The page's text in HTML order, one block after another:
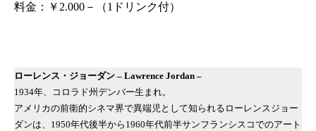
料金：￥2.000－（1ドリンク付）
ローレンス・ジョーダン – Lawrence Jordan –
1934年、コロラド州デンバー生まれ。
アメリカの前衛的シネマ界で異端児として知られるローレンスジョー
ダンは、1950年代後半から1960年代前半サンフランシスコでのアート